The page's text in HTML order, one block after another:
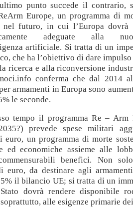
punto succede il contrario,
Europe, un programma di
nel futuro, in cui l’Europa
adeguate alla
artificiale. Si tratta di un
che ha l’obiettivo di dare
ricerca e alla riconversione
conferma che dal 2014
armamenti in Europa sono
le seconde.
tempo il programma Re – Arm
prevede spese militari
euro, un programma di morte
ed economiche assieme alle
benefici. Non
euro, da destinare agli
il bilancio UE; si tratta di un
dovrà rendere disponibile
alle esigenze primarie